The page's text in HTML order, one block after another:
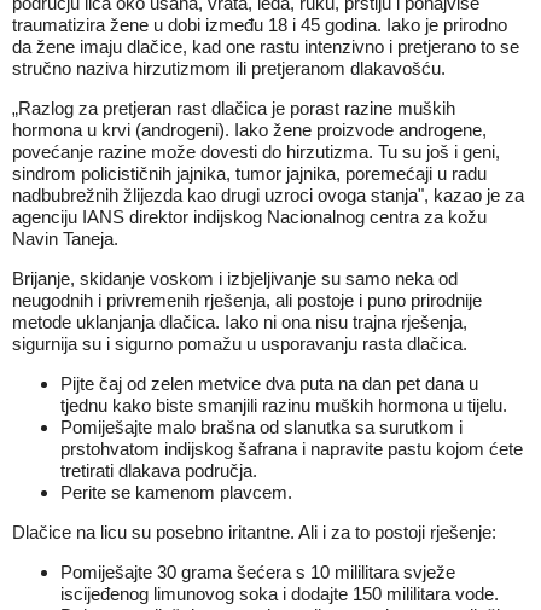
traumatizira žene u dobi između 18 i 45 godina. Iako je prirodno
da žene imaju dlačice, kad one rastu intenzivno i pretjerano to se
stručno naziva hirzutizmom ili pretjeranom dlakavošću.
„Razlog za pretjeran rast dlačica je porast razine muških
hormona u krvi (androgeni). Iako žene proizvode androgene,
povećanje razine može dovesti do hirzutizma. Tu su još i geni,
sindrom policističnih jajnika, tumor jajnika, poremećaji u radu
nadbubrežnih žlijezda kao drugi uzroci ovoga stanja", kazao je za
agenciju IANS direktor indijskog Nacionalnog centra za kožu
Navin Taneja.
Brijanje, skidanje voskom i izbjeljivanje su samo neka od
neugodnih i privremenih rješenja, ali postoje i puno prirodnije
metode uklanjanja dlačica. Iako ni ona nisu trajna rješenja,
sigurnija su i sigurno pomažu u usporavanju rasta dlačica.
Pijte čaj od zelen metvice dva puta na dan pet dana u
tjednu kako biste smanjili razinu muških hormona u tijelu.
Pomiješajte malo brašna od slanutka sa surutkom i
prstohvatom indijskog šafrana i napravite pastu kojom ćete
tretirati dlakava područja.
Perite se kamenom plavcem.
Dlačice na licu su posebno iritantne. Ali i za to postoji rješenje:
Pomiješajte 30 grama šećera s 10 mililitara svježe
iscijeđenog limunovog soka i dodajte 150 mililitara vode.